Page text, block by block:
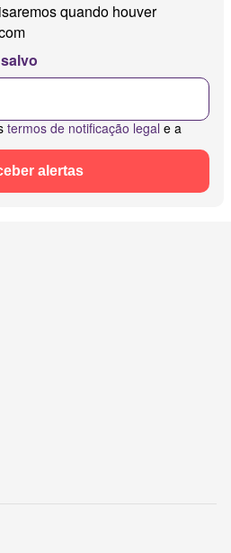
quando houver
termos de notificação legal e a
alertas